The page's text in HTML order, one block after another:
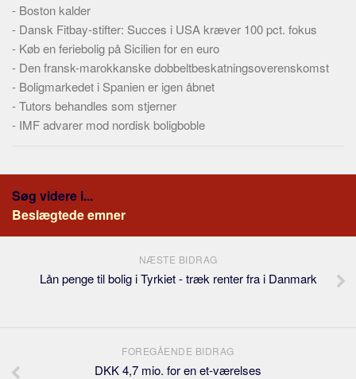
Personer
Steder
Om
Tekstannoncer
Bannere
- Boston kalder
- Dansk Fitbay-stifter: Succes i USA kræver 100 pct. fokus
- Køb en feriebolig på Sicilien for en euro
- Den fransk-marokkanske dobbeltbeskatningsoverenskomst
- Boligmarkedet i Spanien er igen åbnet
-Tutors behandles som stjerner
- IMF advarer mod nordisk boligboble
Søg videre i...
Beslægtede emner
NÆSTE BIDRAG
Lån penge til bolig i Tyrkiet - træk renter fra i Danmark
FOREGÅENDE BIDRAG
DKK 4,7 mio. for en et-værelses